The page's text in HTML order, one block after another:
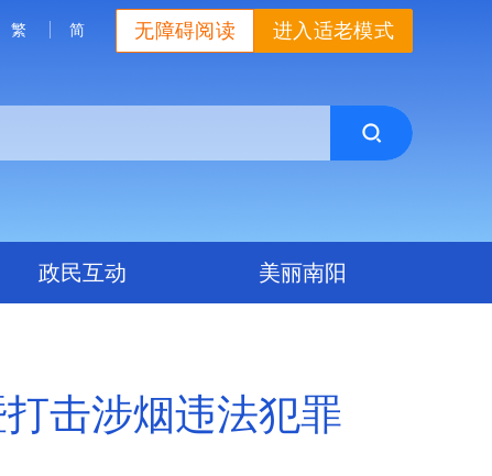
进入适老模式
无障碍阅读
繁 简
政民互动 美丽南阳
击涉烟违法犯罪